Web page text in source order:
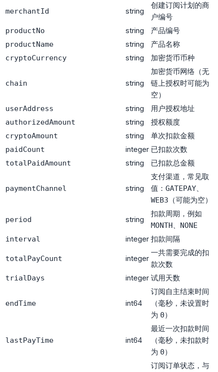
merchantId string
创建订阅计划的商
户编号
productNo string 产品编号
productName string 产品名称
cryptoCurrency string 加密货币币种
chain string
加密货币网络（无
链上授权时可能为
空）
userAddress string 用户授权地址
authorizedAmount string 授权额度
cryptoAmount string 单次扣款金额
paidCount integer 已扣款次数
totalPaidAmount string 已扣款总金额
paymentChannel string
支付渠道，常见取
值： GATEPAY、
WEB3 （可能为空）
period string
扣款周期，例如
MONTH、 NONE
interval
integer 扣款间隔
totalPayCount integer
一共需要完成的扣
款次数
trialDays integer 试用天数
endTime int64
订阅自主结束时间
（毫秒，未设置时
为 0）
lastPayTime int64
最近一次扣款时间
（毫秒，未扣款时
为 0）
订阅订单状态，与